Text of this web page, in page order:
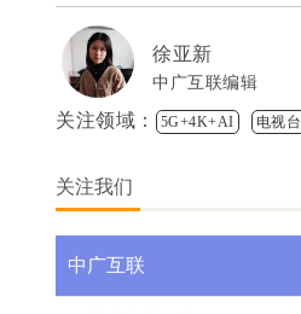
徐亚新
中广互联编辑
关注领域： 5G+4K+AI 电视台
关注我们
中广互联